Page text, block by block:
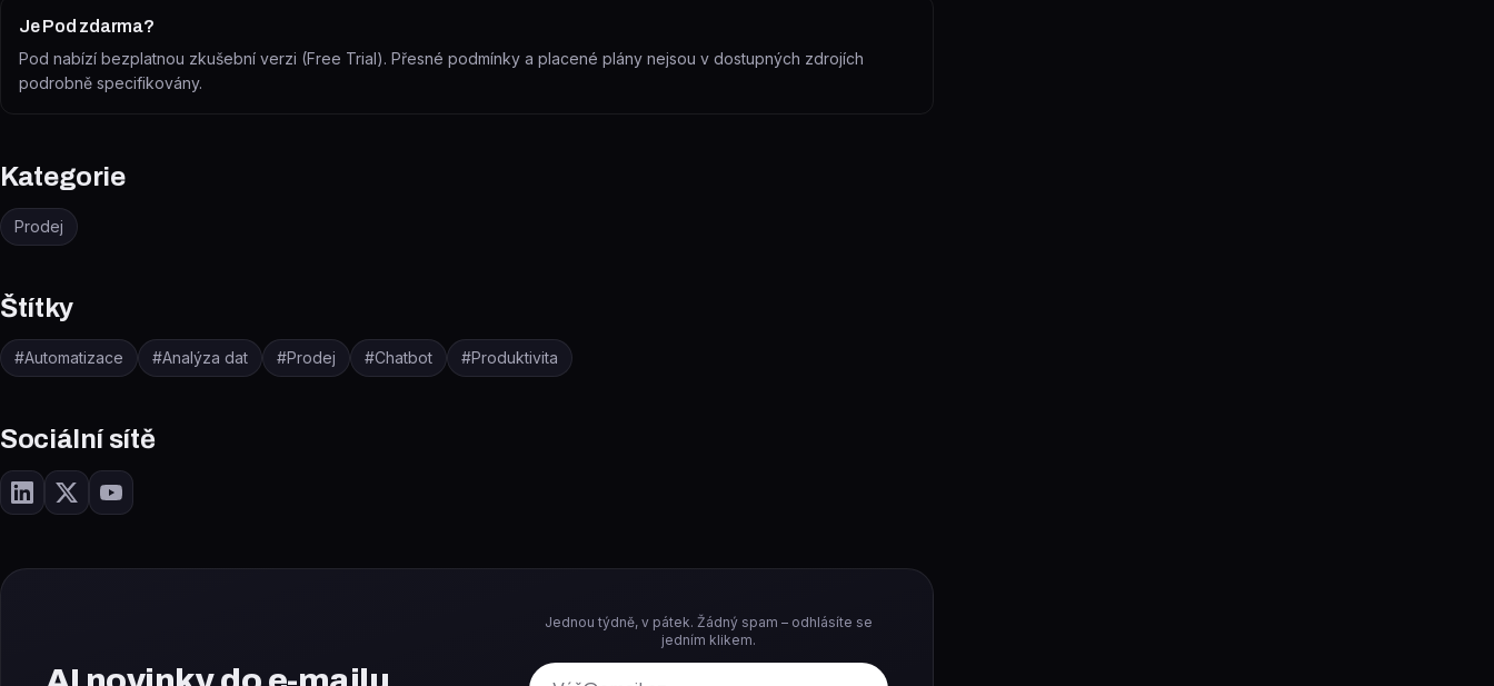
Je Pod zdarma?
Pod nabízí bezplatnou zkušební verzi (Free Trial). Přesné podmínky a placené plány nejsou v dostupných zdrojích
podrobně specifikovány.
Kategorie
Prodej
Štítky
#Automatizace #Analýza dat #Prodej #Chatbot #Produktivita
Sociální sítě
Jednou týdně, v pátek. Žádný spam – odhlásíte se
jedním klikem.
E-mail